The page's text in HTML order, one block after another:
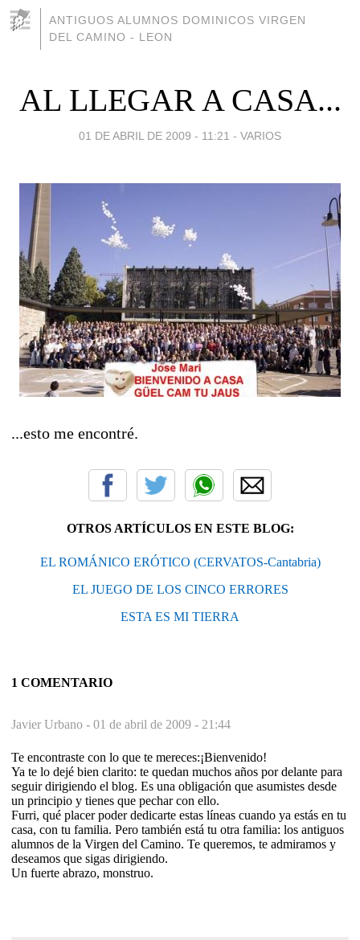
ANTIGUOS ALUMNOS DOMINICOS VIRGEN
DEL CAMINO - LEON
AL LLEGAR A CASA...
01 DE ABRIL DE 2009 - 11:21 - VARIOS
...esto me encontré.
OTROS ARTÍCULOS EN ESTE BLOG:
EL ROMÁNICO ERÓTICO (CERVATOS-Cantabria)
EL JUEGO DE LOS CINCO ERRORES
ESTA ES MI TIERRA
1 COMENTARIO
Javier Urbano - 01 de abril de 2009 - 21:44
Te encontraste con lo que te mereces:¡Bienvenido!
Ya te lo dejé bien clarito: te quedan muchos años por delante para
seguir dirigiendo el blog. Es una obligación que asumistes desde
un principio y tienes que pechar con ello.
Furri, qué placer poder dedicarte estas líneas cuando ya estás en tu
casa, con tu familia. Pero también está tu otra familia: los antiguos
alumnos de la Virgen del Camino. Te queremos, te admiramos y
deseamos que sigas dirigiendo.
Un fuerte abrazo, monstruo.